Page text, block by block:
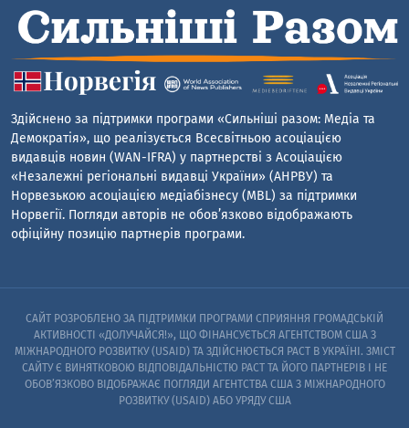
Здійснено за підтримки програми «Сильніші разом: Медіа та
Демократія», що реалізується Всесвітньою асоціацією
видавців новин (WAN-IFRA) у партнерстві з Асоціацією
«Незалежні регіональні видавці України» (АНРВУ) та
Норвезькою асоціацією медіабізнесу (MBL) за підтримки
Норвегії. Погляди авторів не обов’язково відображають
офіційну позицію партнерів програми.
САЙТ РОЗРОБЛЕНО ЗА ПІДТРИМКИ ПРОГРАМИ СПРИЯННЯ ГРОМАДСЬКІЙ
АКТИВНОСТІ «ДОЛУЧАЙСЯ!», ЩО ФІНАНСУЄТЬСЯ АГЕНТСТВОМ США З
МІЖНАРОДНОГО РОЗВИТКУ (USAID) ТА ЗДІЙСНЮЄТЬСЯ PACT В УКРАЇНІ. ЗМІСТ
САЙТУ Є ВИНЯТКОВОЮ ВІДПОВІДАЛЬНІСТЮ PACT ТА ЙОГО ПАРТНЕРІВ I НЕ
ОБОВ’ЯЗКОВО ВІДОБРАЖАЄ ПОГЛЯДИ АГЕНТСТВА США З МІЖНАРОДНОГО
РОЗВИТКУ (USAID) АБО УРЯДУ США